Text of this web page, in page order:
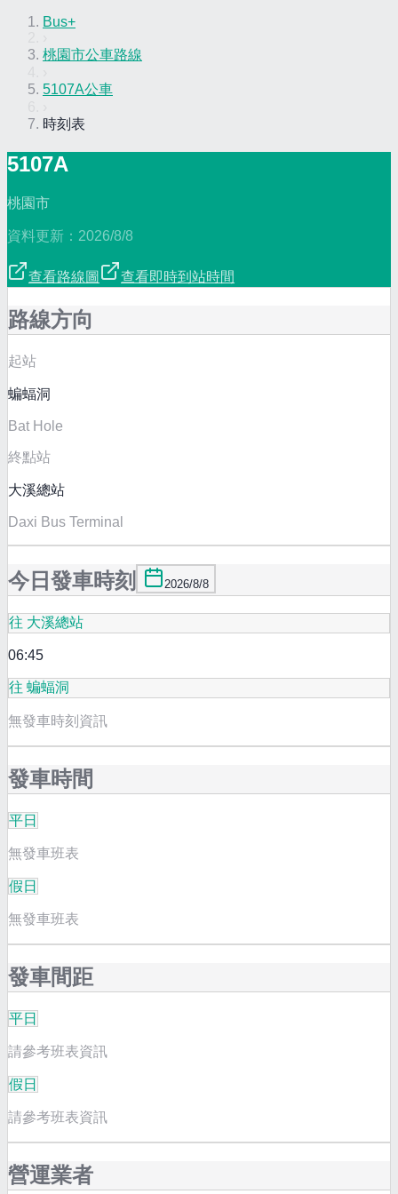
Bus+
桃園市公車路線
5107A公車
時刻表
5107A
桃園市
資料更新： 2026/8/8
查看路線圖 查看即時到站時間
路線方向
起站
蝙蝠洞
Bat Hole
終點站
大溪總站
Daxi Bus Terminal
今日發車時刻 2026/8/8
往 大溪總站
06:45
往 蝙蝠洞
無發車時刻資訊
發車時間
平日
無發車班表
假日
無發車班表
發車間距
平日
請參考班表資訊
假日
請參考班表資訊
營運業者